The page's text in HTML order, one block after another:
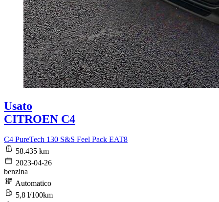
Usato
CITROEN C4
C4 PureTech 130 S&S Feel Pack EAT8
58.435 km
2023-04-26
benzina
Automatico
5,8 l/100km